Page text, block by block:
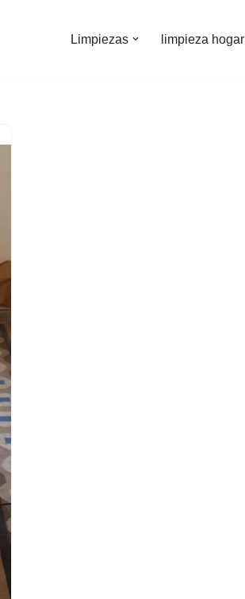
Limpiezas limpieza hogar